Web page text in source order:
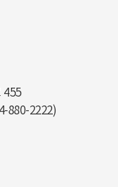
455
880-2222)